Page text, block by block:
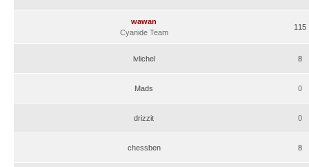
wawan
Cyanide Team
115
lvlichel 8
Mads 0
drizzit 0
chessben 8